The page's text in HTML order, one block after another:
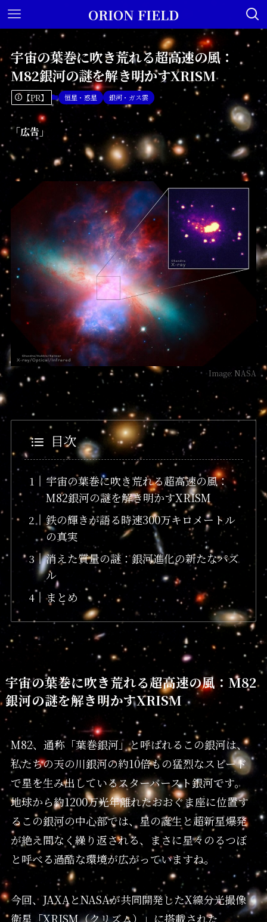
ORION FIELD
宇宙の葉巻に吹き荒れる超高速の風：
M82銀河の謎を解き明かすXRISM
【PR】 恒星・惑星 銀河・ガス雲
「広告」
Image: NASA
目次
宇宙の葉巻に吹き荒れる超高速の風：
M82銀河の謎を解き明かすXRISM
鉄の輝きが語る時速300万キロメートル
の真実
消えた質量の謎：銀河進化の新たなパズ
ル
まとめ
宇宙の葉巻に吹き荒れる超高速の風：M82
銀河の謎を解き明かすXRISM
M82、通称「葉巻銀河」と呼ばれるこの銀河は、
私たちの天の川銀河の約10倍もの猛烈なスピード
で星を生み出しているスターバースト銀河です。
地球から約1200万光年離れたおおぐま座に位置す
るこの銀河の中心部では、星の誕生と超新星爆発
が絶え間なく繰り返される、まさに星々のるつぼ
と呼べる過酷な環境が広がっていますね。
今回、JAXAとNASAが共同開発したX線分光撮像
衛星「XRISM（クリズム）」に搭載された